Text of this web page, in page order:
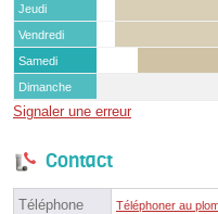
Jeudi
Vendredi
Samedi
Dimanche
Signaler une erreur
Contact
Téléphone Téléphoner au